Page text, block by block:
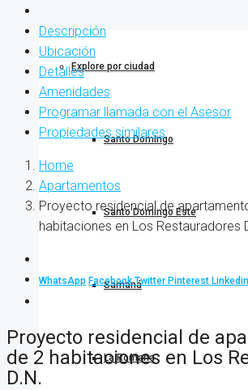
Explore por ciudad
Santo Domingo
Santo Domingo Este
Samaná
La Romana
Descripción
Ubicación
Detalles
Amenidades
Programar llamada con el Asesor
Propiedades similares
Home
Apartamentos
Proyecto residencial de
habitaciones en Los Restauradores
WhatsApp FacebookTwitter Pinterest Linkedin
Proyecto residencial de
de 2 habitaciones en Los
D.N.